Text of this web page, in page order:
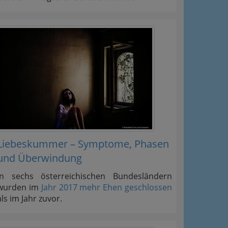
– Symptome, Phasen
Überwindung
sechs österreichischen Bundesländern
im Jahr 2017 mehr Ehen geschlossen
im Jahr zuvor.